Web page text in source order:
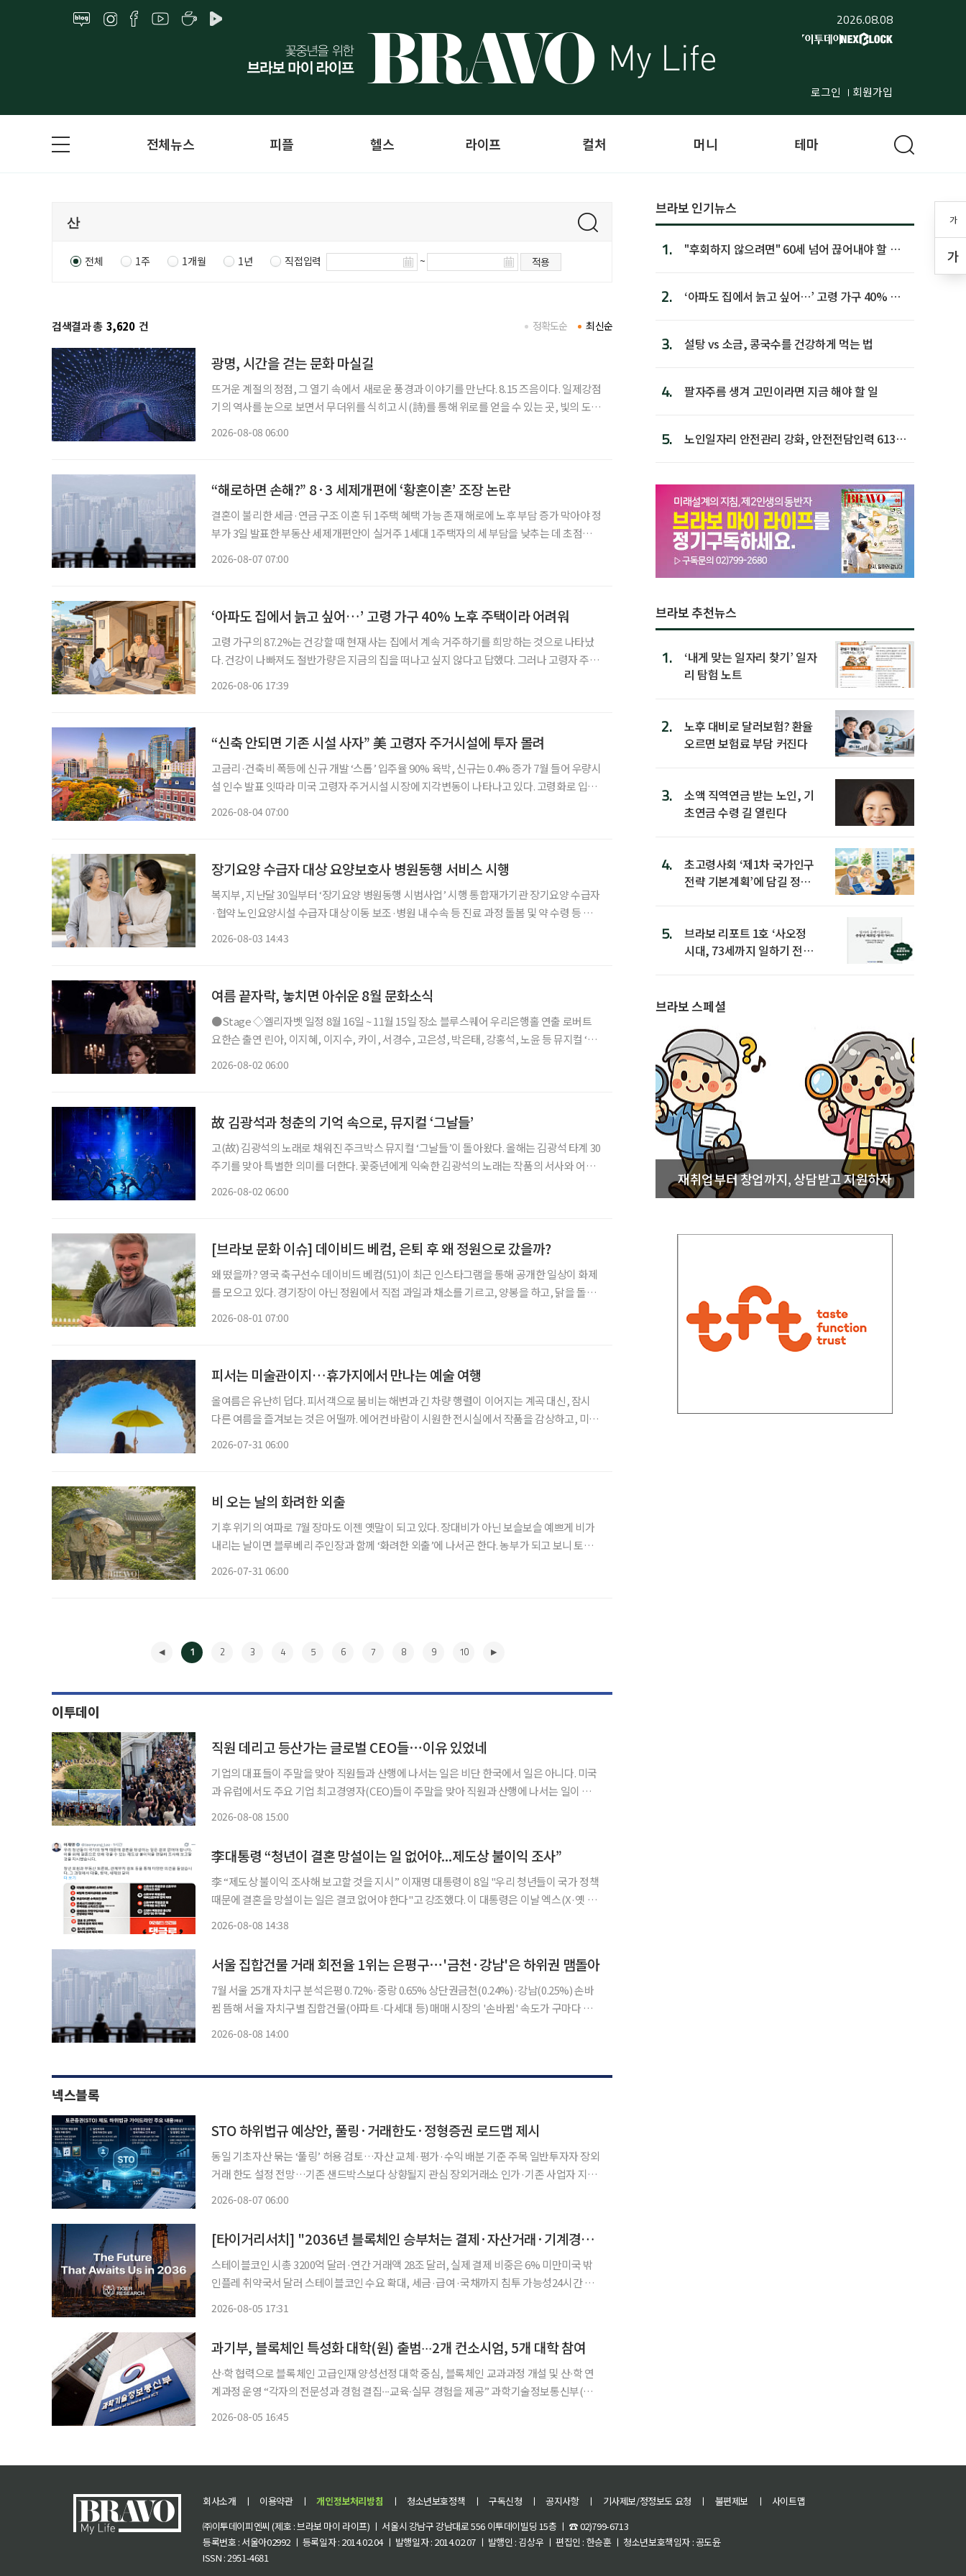
2026.08.08
로그인 회원가입
가
가
전체뉴스 피플 헬스 라이프 컬처 머니 테마
전체 1주 1개월 1년 직접입력 ~ 적용
검색결과 총 3,620 건 최신순
정확도순
광명, 시간을 걷는 문화 마실길
뜨거운 계절의 정점, 그 열기 속에서 새로운 풍경과 이야기를 만난다. 8.15 즈음이다. 일제강점
기의 역사를 눈으로 보면서 무더위를 식히고 시(詩)를 통해 위로를 얻을 수 있는 곳, 빛의 도시
2026-08-08 06:00
“해로하면 손해?” 8·3 세제개편에 ‘황혼이혼’ 조장 논란
결혼이 불리한 세금·연금 구조 이혼 뒤 1주택 혜택 가능 존재 해로에 노후 부담 증가 막아야 정
부가 3일 발표한 부동산 세제개편안이 실거주 1세대 1주택자의 세 부담을 낮추는 데 초점을
2026-08-07 07:00
‘아파도 집에서 늙고 싶어…’ 고령 가구 40% 노후 주택이라 어려워
고령 가구의 87.2%는 건강할 때 현재 사는 집에서 계속 거주하기를 희망하는 것으로 나타났
다. 건강이 나빠져도 절반가량은 지금의 집을 떠나고 싶지 않다고 답했다. 그러나 고령자 주거
2026-08-06 17:39
“신축 안되면 기존 시설 사자” 美 고령자 주거시설에 투자 몰려
고금리·건축비 폭등에 신규 개발 ‘스톱’ 입주율 90% 육박, 신규는 0.4% 증가 7월 들어 우량시
설 인수 발표 잇따라 미국 고령자 주거시설 시장에 지각변동이 나타나고 있다. 고령화로 입주
2026-08-04 07:00
장기요양 수급자 대상 요양보호사 병원동행 서비스 시행
복지부, 지난달 30일부터 ‘장기요양 병원동행 시범사업’ 시행 통합재가기관 장기요양 수급자
·협약 노인요양시설 수급자 대상 이동 보조·병원 내 수속 등 진료 과정 돌봄 및 약 수령 등 지
2026-08-03 14:43
여름 끝자락, 놓치면 아쉬운 8월 문화소식
●Stage ◇엘리자벳 일정 8월 16일 ~ 11월 15일 장소 블루스퀘어 우리은행홀 연출 로버트
요한슨 출연 린아, 이지혜, 이지수, 카이, 서경수, 고은성, 박은태, 강홍석, 노윤 등 뮤지컬 ‘엘
2026-08-02 06:00
故 김광석과 청춘의 기억 속으로, 뮤지컬 ‘그날들’
고(故) 김광석의 노래로 채워진 주크박스 뮤지컬 ‘그날들’이 돌아왔다. 올해는 김광석 타계 30
주기를 맞아 특별한 의미를 더한다. 꽃중년에게 익숙한 김광석의 노래는 작품의 서사와 어우
2026-08-02 06:00
[브라보 문화 이슈] 데이비드 베컴, 은퇴 후 왜 정원으로 갔을까?
왜 떴을까? 영국 축구선수 데이비드 베컴(51)이 최근 인스타그램을 통해 공개한 일상이 화제
를 모으고 있다. 경기장이 아닌 정원에서 직접 과일과 채소를 기르고, 양봉을 하고, 닭을 돌보
2026-08-01 07:00
피서는 미술관이지…휴가지에서 만나는 예술 여행
올여름은 유난히 덥다. 피서객으로 붐비는 해변과 긴 차량 행렬이 이어지는 계곡 대신, 잠시
다른 여름을 즐겨보는 것은 어떨까. 에어컨 바람이 시원한 전시실에서 작품을 감상하고, 미술
2026-07-31 06:00
비 오는 날의 화려한 외출
기후 위기의 여파로 7월 장마도 이젠 옛말이 되고 있다. 장대비가 아닌 보슬보슬 예쁘게 비가
내리는 날이면 블루베리 주인장과 함께 ‘화려한 외출’에 나서곤 한다. 농부가 되고 보니 토요
2026-07-31 06:00
1 2 3 4 5 6 7 8 9 10
이투데이
직원 데리고 등산가는 글로벌 CEO들⋯이유 있었네
기업의 대표들이 주말을 맞아 직원들과 산행에 나서는 일은 비단 한국에서 일은 아니다. 미국
과 유럽에서도 주요 기업 최고경영자(CEO)들이 주말을 맞아 직원과 산행에 나서는 일이 유행
2026-08-08 15:00
李대통령 “청년이 결혼 망설이는 일 없어야...제도상 불이익 조사”
李 “제도상 불이익 조사해 보고할 것을 지시” 이재명 대통령이 8일 "우리 청년들이 국가 정책
때문에 결혼을 망설이는 일은 결코 없어야 한다"고 강조했다. 이 대통령은 이날 엑스(X·옛 트
2026-08-08 14:38
서울 집합건물 거래 회전율 1위는 은평구⋯'금천·강남'은 하위권 맴돌아
7월 서울 25개 자치구 분석은평 0.72%·중랑 0.65% 상단권금천(0.24%)·강남(0.25%) 손바
뀜 뜸해 서울 자치구별 집합건물(아파트·다세대 등) 매매 시장의 '손바뀜' 속도가 구마다 큰
2026-08-08 14:00
넥스블록
STO 하위법규 예상안, 풀링·거래한도·정형증권 로드맵 제시
동일 기초자산 묶는 ‘풀링’ 허용 검토…자산 교체·평가·수익 배분 기준 주목 일반투자자 장외
거래 한도 설정 전망…기존 샌드박스보다 상향될지 관심 장외거래소 인가·기존 사업자 지위
2026-08-07 06:00
[타이거리서치] "2036년 블록체인 승부처는 결제·자산거래·기계경제 재편"
스테이블코인 시총 3200억 달러·연간 거래액 28조 달러, 실제 결제 비중은 6% 미만미국 밖
인플레 취약국서 달러 스테이블코인 수요 확대, 세금·급여·국채까지 침투 가능성24시간 자
2026-08-05 17:31
과기부, 블록체인 특성화 대학(원) 출범∙∙∙2개 컨소시엄, 5개 대학 참여
산∙학 협력으로 블록체인 고급인재 양성선정 대학 중심, 블록체인 교과과정 개설 및 산∙학 연
계과정 운영 “각자의 전문성과 경험 결집∙∙∙교육∙실무 경험을 제공” 과학기술정보통신부(부
2026-08-05 16:45
브라보 인기뉴스
1.
"후회하지 않으려면" 60세 넘어 끊어내야 할 사
2.
‘아파도 집에서 늙고 싶어…’ 고령 가구 40% 노
3. 설탕 vs 소금, 콩국수를 건강하게 먹는 법
4. 팔자주름 생겨 고민이라면 지금 해야 할 일
5.
노인일자리 안전관리 강화, 안전전담인력 613명
브라보 추천뉴스
1.
‘내게 맞는 일자리 찾기’ 일자
리 탐험 노트
2.
노후 대비로 달러보험? 환율
오르면 보험료 부담 커진다
3.
소액 직역연금 받는 노인, 기
초연금 수령 길 열린다
4.
초고령사회 ‘제1차 국가인구
전략 기본계획’에 담길 정책
5.
브라보 리포트 1호 ‘사오정
시대, 73세까지 일하기 전략’
브라보 스페셜
재취업부터 창업까지, 상담받고 지원하자
회사소개 ㅣ 이용약관 ㅣ 개인정보처리방침 ㅣ 청소년보호정책 ㅣ 구독신청 ㅣ 공지사항 ㅣ 기사제보/정정보도 요청 ㅣ 불편제보 ㅣ
사이트맵
㈜이투데이피엔씨 (제호 : 브라보 마이 라이프) ㅣ 서울시 강남구 강남대로 556 이투데이빌딩 15층 ㅣ ☎ 02)799-6713
등록번호 : 서울아02992 ㅣ 등록일자 : 2014.02.04 ㅣ 발행일자 : 2014.02.07 ㅣ 발행인 : 김상우 ㅣ 편집인 : 한승훈 ㅣ 청소년보호책임자 : 공도윤
ISSN : 2951-4681